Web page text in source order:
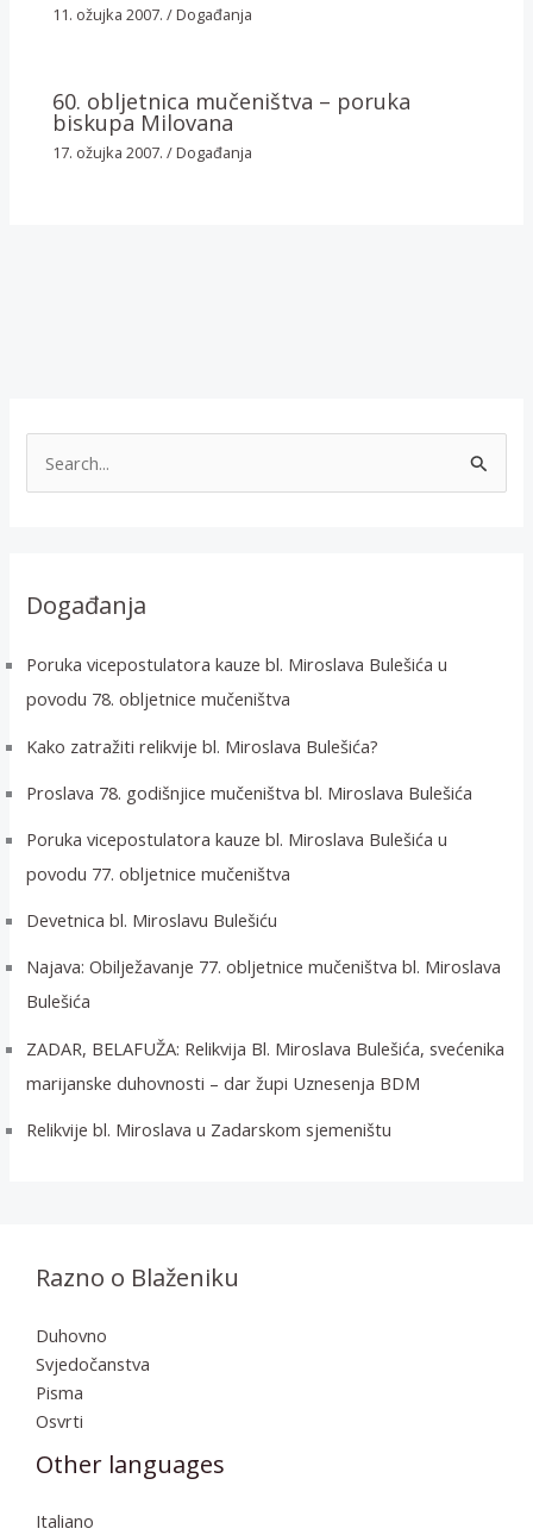
11. ožujka 2007./Događanja
60. obljetnica mučeništva – poruka
biskupa Milovana
17. ožujka 2007./Događanja
:Događanja
Poruka vicepostulatora kauze bl. Miroslava Bulešića u
povodu 78. obljetnice mučeništva
Kako zatražiti relikvije bl. Miroslava Bulešića?
Proslava 78. godišnjice mučeništva bl. Miroslava Bulešića
Poruka vicepostulatora kauze bl. Miroslava Bulešića u
povodu 77. obljetnice mučeništva
Devetnica bl. Miroslavu Bulešiću
Najava: Obilježavanje 77. obljetnice mučeništva bl. Miroslava
Bulešića
ZADAR, BELAFUŽA: Relikvija Bl. Miroslava Bulešića, svećenika
marijanske duhovnosti – dar župi Uznesenja BDM
Relikvije bl. Miroslava u Zadarskom sjemeništu
Razno o Blaženiku
Duhovno
Svjedočanstva
Pisma
Osvrti
Other languages
Italiano